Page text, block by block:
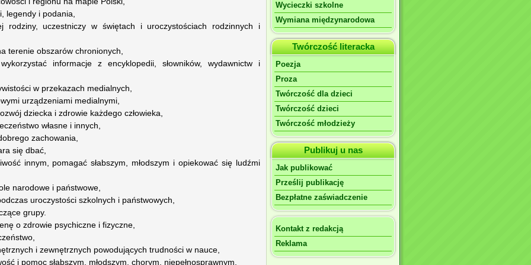
legendy i podania,
rodziny, uczestniczy w świętach i uroczystościach rodzinnych i
terenie obszarów chronionych,
informacje z encyklopedii, słowników, wydawnictw i
w przekazach medialnych,
urządzeniami medialnymi,
dziecka i zdrowie każdego człowieka,
własne i innych,
zachowania,
się dbać,
innym, pomagać słabszym, młodszym i opiekować się ludźmi
narodowe i państwowe,
uroczystości szkolnych i państwowych,
grupy.
o zdrowie psychiczne i fizyczne,
i zewnętrznych powodujących trudności w nauce,
i pomoc słabszym, młodszym, chorym, niepełnosprawnym,
Wycieczki szkolne
Wymiana międzynarodowa
Twórczość literacka
Poezja
Proza
Twórczość dla dzieci
Twórczość dzieci
Twórczość młodzieży
Publikuj u nas
Jak publikować
Prześlij publikację
Bezpłatne zaświadczenie
Kontakt z redakcją
Reklama